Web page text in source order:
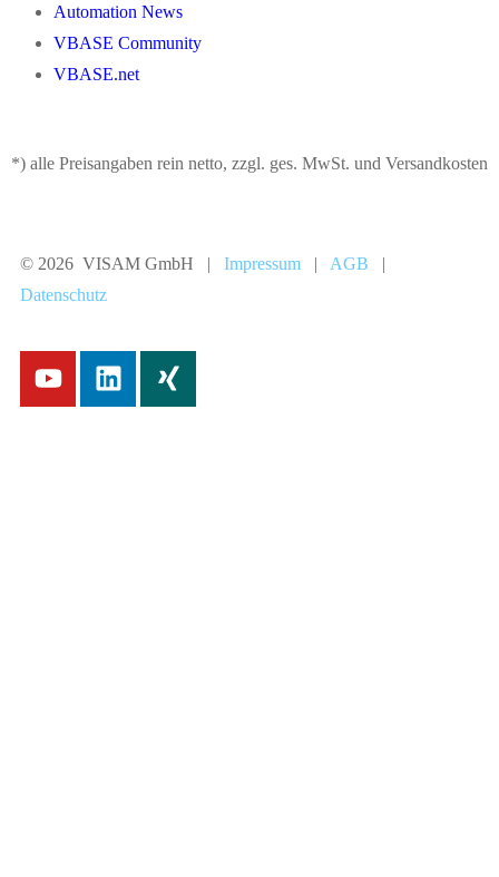
Automation News
VBASE Community
VBASE.net
*) alle Preisangaben rein netto, zzgl. ges. MwSt. und Versandkosten
© 2026 VISAM GmbH | Impressum | AGB |
Datenschutz